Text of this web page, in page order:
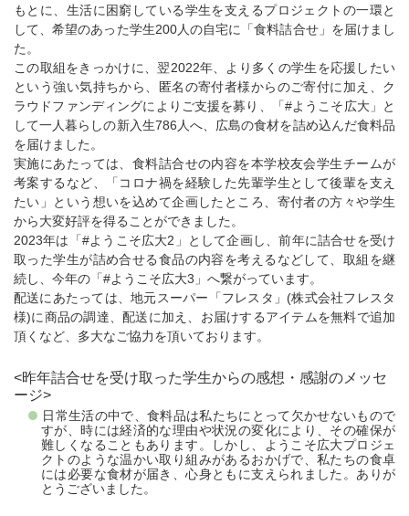
もとに、生活に困窮している学生を支えるプロジェクトの一環と
して、希望のあった学生200人の自宅に「食料詰合せ」を届けまし
た。
この取組をきっかけに、翌2022年、より多くの学生を応援したい
という強い気持ちから、匿名の寄付者様からのご寄付に加え、ク
ラウドファンディングによりご支援を募り、「#ようこそ広大」と
して一人暮らしの新入生786人へ、広島の食材を詰め込んだ食料品
を届けました。
実施にあたっては、食料詰合せの内容を本学校友会学生チームが
考案するなど、「コロナ禍を経験した先輩学生として後輩を支え
たい」という想いを込めて企画したところ、寄付者の方々や学生
から大変好評を得ることができました。
2023年は「#ようこそ広大2」として企画し、前年に詰合せを受け
取った学生が詰め合せる食品の内容を考えるなどして、取組を継
続し、今年の「#ようこそ広大3」へ繋がっています。
配送にあたっては、地元スーパー「フレスタ」(株式会社フレスタ
様)に商品の調達、配送に加え、お届けするアイテムを無料で追加
頂くなど、多大なご協力を頂いております。
<昨年詰合せを受け取った学生からの感想・感謝のメッセ
ージ>
日常生活の中で、食料品は私たちにとって欠かせないもので
すが、時には経済的な理由や状況の変化により、その確保が
難しくなることもあります。しかし、ようこそ広大プロジェ
クトのような温かい取り組みがあるおかげで、私たちの食卓
には必要な食材が届き、心身ともに支えられました。ありが
とうございました。